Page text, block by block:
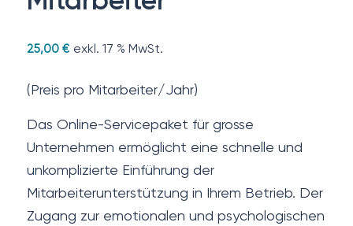
25,00 € exkl. 17 % MwSt.
(Preis pro Mitarbeiter/Jahr)
Das Online-Servicepaket für grosse
Unternehmen ermöglicht eine schnelle und
unkomplizierte Einführung der
Mitarbeiterunterstützung in Ihrem Betrieb. Der
Zugang zur emotionalen und psychologischen